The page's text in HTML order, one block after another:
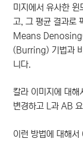
미지에서 유사한 윈
고, 그 평균 결과로
Means Denosing(
(Burring) 기법과
니다.
칼라 이미지에 대
변경하고 L과 AB
이런 방법에 대해